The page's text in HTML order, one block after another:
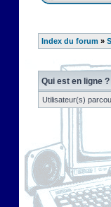
Index du forum »
Qui est en ligne ?
Utilisateur(s)